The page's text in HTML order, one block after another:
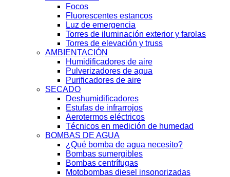
Focos
Fluorescentes estancos
Luz de emergencia
Torres de iluminación exterior y farolas
Torres de elevación y truss
AMBIENTACIÓN
Humidificadores de aire
Pulverizadores de agua
Purificadores de aire
SECADO
Deshumidificadores
Estufas de infrarrojos
Aerotermos eléctricos
Técnicos en medición de humedad
BOMBAS DE AGUA
¿Qué bomba de agua necesito?
Bombas sumergibles
Bombas centrífugas
Motobombas diesel insonorizadas